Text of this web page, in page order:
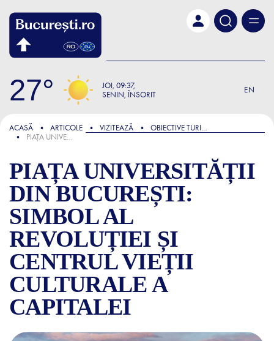
27 JOI 09:37
SENIN, ÎNSORIT
EN
FOCUS
ACASĂ ARTICOLE VIZITEAZĂ
OBIECTIVE TURISTICE ȘI ATRACȚII
PIAȚA UNIVERSITĂȚII DIN BUCUREȘTI: SIMBOL AL REVOLUȚIEI ȘI CENTRUL VIEȚII CULTURALE A CAPITALEI
PIAȚA UNIVERSITĂȚII
DIN BUCUREȘTI:
SIMBOL AL
REVOLUȚIEI ȘI
CENTRUL VIEȚII
CULTURALE A
CAPITALEI